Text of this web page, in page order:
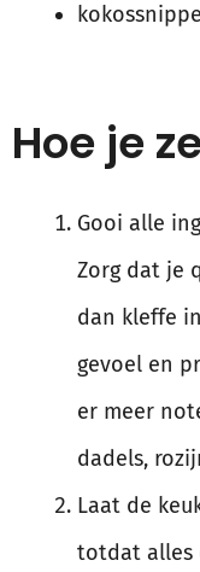
Hoe je
Gooi alle
Zorg dat je
dan kleffe
gevoel en
er meer
dadels,
Laat de
totdat alles